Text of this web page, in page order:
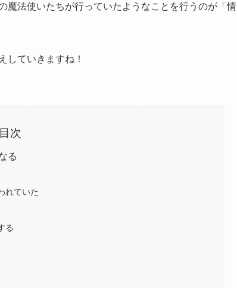
魔法使いたちが行っていたようなことを行うのが「情
していきますね！
目次
る
れていた
る